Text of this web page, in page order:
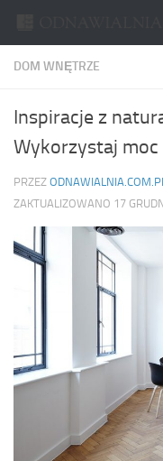
DOM WNĘTRZE
Inspiracje z
Wykorzystaj moc
PRZEZ
ZAKTUALIZOWANO 17